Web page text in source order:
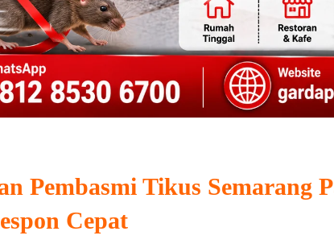
Pembasmi Tikus Semarang
Cepat